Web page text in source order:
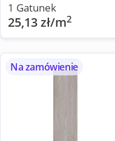
1 Gatunek
25,13 zł/m2
Na zamówienie